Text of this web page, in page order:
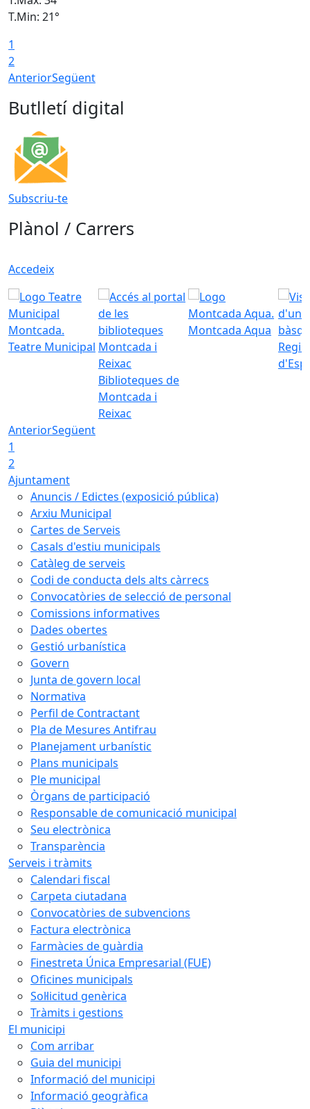
T.Min: 21°
1
2
AnteriorSegüent
Butlletí digital
Subscriu-te
Plànol / Carrers
Accedeix
Teatre Municipal
Biblioteques de
Montcada i
Reixac
Montcada Aqua
AnteriorSegüent
1
2
Ajuntament
Anuncis / Edictes (exposició pública)
Arxiu Municipal
Cartes de Serveis
Casals d'estiu municipals
Catàleg de serveis
Codi de conducta dels alts càrrecs
Convocatòries de selecció de personal
Comissions informatives
Dades obertes
Gestió urbanística
Govern
Junta de govern local
Normativa
Perfil de Contractant
Pla de Mesures Antifrau
Planejament urbanístic
Plans municipals
Ple municipal
Òrgans de participació
Responsable de comunicació municipal
Seu electrònica
Transparència
Serveis i tràmits
Calendari fiscal
Carpeta ciutadana
Convocatòries de subvencions
Factura electrònica
Farmàcies de guàrdia
Finestreta Única Empresarial (FUE)
Oficines municipals
Sol·licitud genèrica
Tràmits i gestions
El municipi
Com arribar
Guia del municipi
Informació del municipi
Informació geogràfica